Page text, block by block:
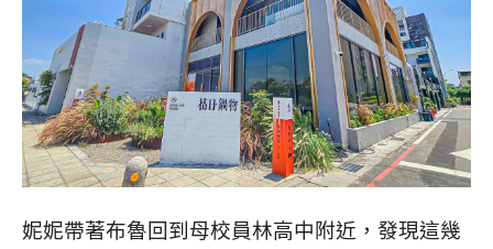
妮妮帶著布魯回到母校員林高中附近，發現這幾